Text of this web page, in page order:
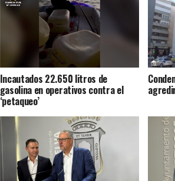
Incautados 22.650 litros de
gasolina en operativos contra el
‘petaqueo’